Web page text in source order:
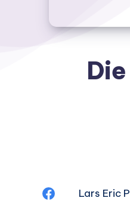
Lars Eric